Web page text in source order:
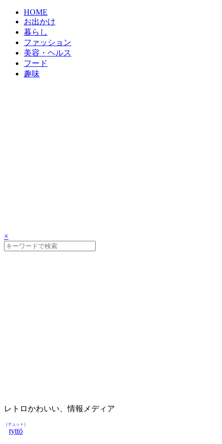
HOME
お出かけ
暮らし
ファッション
美容・ヘルス
フード
趣味
×
レトロかわいい、情報メディア
tyttö
［テュット］